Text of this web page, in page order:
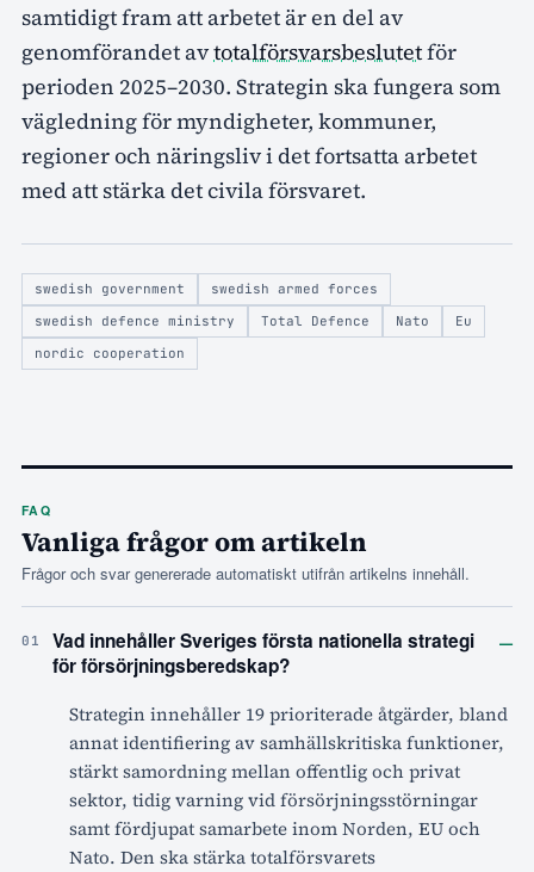
samtidigt fram att arbetet är en del av
genomförandet avtotalförsvarsbeslutetför
perioden 2025–2030. Strategin ska fungera som
vägledning för myndigheter, kommuner,
regioner och näringsliv i det fortsatta arbetet
med att stärka det civila försvaret.
swedish government
swedish armed forces
swedish defence ministry
Total Defence Nato
Eu
nordic cooperation
FAQ
Vanliga frågor om artikeln
Frågor och svar genererade automatiskt utifrån artikelns innehåll.
01
Vad innehåller Sveriges första nationella strategi
för försörjningsberedskap?
–
Strategin innehåller 19 prioriterade åtgärder, bland
annat identifiering av samhällskritiska funktioner,
stärkt samordning mellan offentlig och privat
sektor, tidig varning vid försörjningsstörningar
samt fördjupat samarbete inom Norden, EU och
Nato. Den ska stärka totalförsvarets